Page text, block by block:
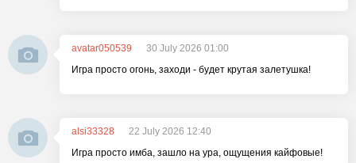
avatar050539
30 July 2026 01:00
Игра просто огонь, заходи - будет крутая залетушка!
alsi33328
22 July 2026 12:40
Игра просто имба, зашло на ура, ощущения кайфовые!